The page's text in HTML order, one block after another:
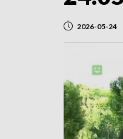
2026-05-24